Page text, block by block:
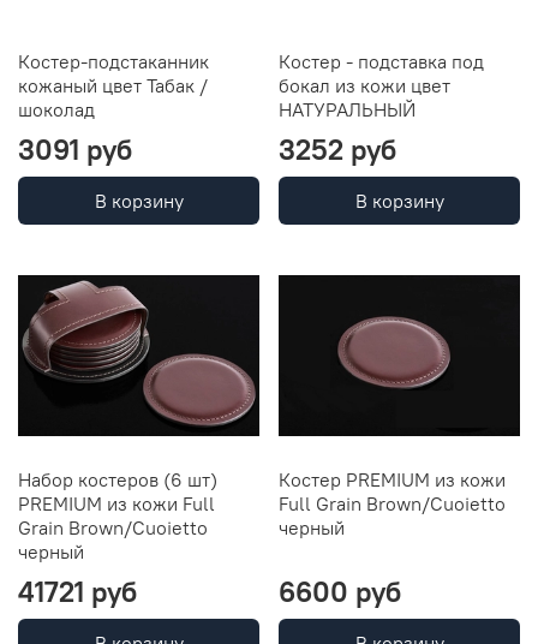
Костер-подстаканник
кожаный цвет Табак /
шоколад
3091 руб
В корзину
Костер - подставка под
бокал из кожи цвет
НАТУРАЛЬНЫЙ
3252 руб
В корзину
Набор костеров (6 шт)
PREMIUM из кожи Full
Grain Brown/Cuoietto
черный
41721 руб
Костер PREMIUM из кожи
Full Grain Brown/Cuoietto
черный
6600 руб